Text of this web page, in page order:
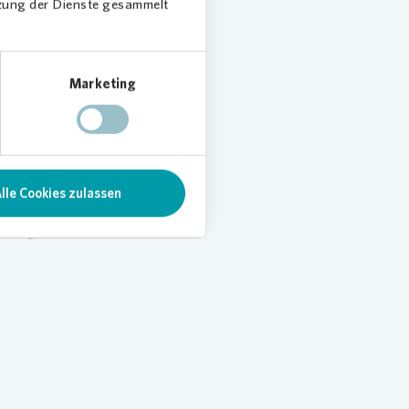
der Dienste gesammelt
Marketing
Cookies zulassen
Holz,